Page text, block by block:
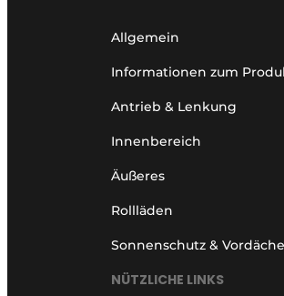
Allgemein
Informationen zum
Antrieb & Lenkung
Innenbereich
Äußeres
Rollläden
Sonnenschutz &
NÜTZLICHE LINKS